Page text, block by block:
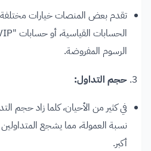
تقدم بعض المنصات خيارات
الرسوم المفروضة.
حجم التداول:
في كثير من الأحيان، كلما زاد حجم
نسبة العمولة، مما يشجع
أكبر.